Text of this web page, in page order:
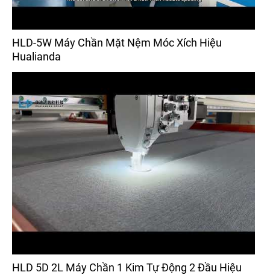
HLD-5W Máy Chần Mặt Nệm Móc Xích Hiệu
Hualianda
HLD 5D 2L Máy Chần 1 Kim Tự Động 2 Đầu Hiệu